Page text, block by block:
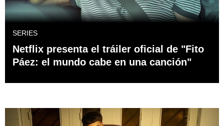
SERIES
Netflix presenta el tráiler oficial de "Fito
Páez: el mundo cabe en una canción"